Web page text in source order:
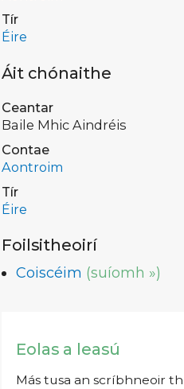
Tír
Éire
Áit chónaithe
Ceantar
Baile Mhic Aindréis
Contae
Aontroim
Tír
Éire
Foilsitheoirí
Coiscéim (suíomh »)
Eolas a leasú
Más tusa an scríbhneoir